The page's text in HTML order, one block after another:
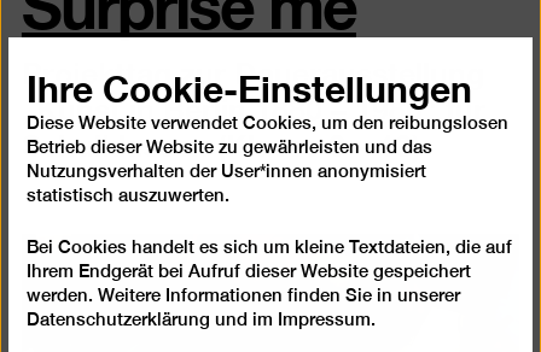
Projekttag zur Dauerausstellung
„Kunst in Berlin 1880 – 1980“ für
Schulklassen (Klasse 3 – 13)
Ihre Cookie-Einstellungen
Diese Website verwendet Cookies, um den reibungslosen
Betrieb dieser Website zu gewährleisten und das
Nutzungsverhalten der User*innen anonymisiert
statistisch auszuwerten.
Bei Cookies handelt es sich um kleine Textdateien, die auf
Ihrem Endgerät bei Aufruf dieser Website gespeichert
werden. Weitere Informationen finden Sie in unserer
Datenschutzerklärung und im Impressum.